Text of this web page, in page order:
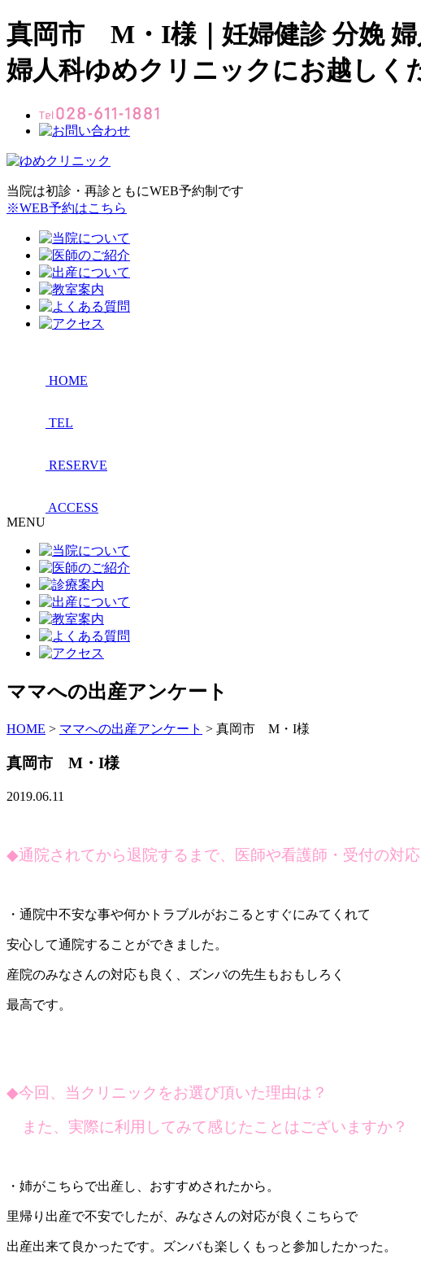
真岡市 M・I様｜妊婦健診 分娩 婦
婦人科ゆめクリニックにお越しく
当院は初診・再診ともにWEB予約制です
※WEB予約はこちら
HOME
TEL
RESERVE
ACCESS
MENU
ママへの出産アンケート
HOME > ママへの出産アンケート > 真岡市 M・I様
真岡市 M・I様
2019.06.11
◆通院されてから退院するまで、医師や看護師・受付の対
・通院中不安な事や何かトラブルがおこるとすぐにみてくれて
安心して通院することができました。
産院のみなさんの対応も良く、ズンバの先生もおもしろく
最高です。
◆今回、当クリニックをお選び頂いた理由は？
また、実際に利用してみて感じたことはございますか？
・姉がこちらで出産し、おすすめされたから。
里帰り出産で不安でしたが、みなさんの対応が良くこちらで
出産出来て良かったです。ズンバも楽しくもっと参加したかった。